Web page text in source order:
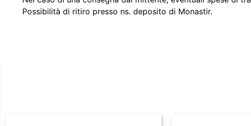
Possibilità di ritiro presso ns. deposito di Monastir.